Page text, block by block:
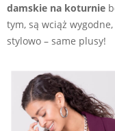
damskie na koturnie
tym, są wciąż
stylowo – same plusy!